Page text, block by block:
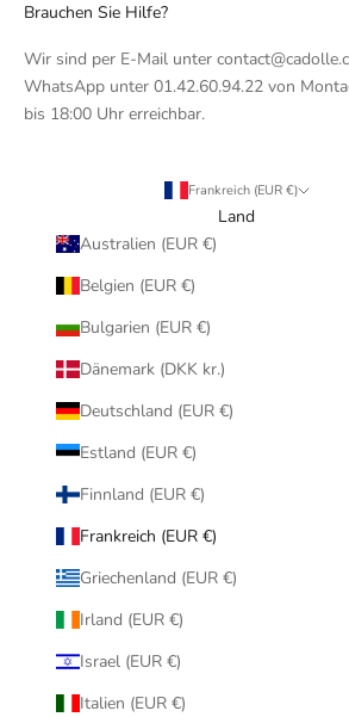
Brauchen Sie Hilfe?
Wir sind per E-Mail unter
WhatsApp unter 01.42.60.94.22 von
bis 18:00 Uhr erreichbar.
Frankreich (EUR €)
Land
Australien (EUR €)
Belgien (EUR €)
Bulgarien (EUR €)
Dänemark (DKK kr.)
Deutschland (EUR €)
Estland (EUR €)
Finnland (EUR €)
Frankreich (EUR €)
Griechenland (EUR €)
Irland (EUR €)
Israel (EUR €)
Italien (EUR €)